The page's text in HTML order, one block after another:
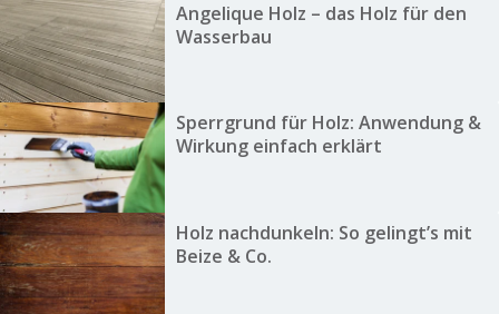
Angelique Holz – das Holz für den
Wasserbau
Sperrgrund für Holz: Anwendung &
Wirkung einfach erklärt
Holz nachdunkeln: So gelingt’s mit
Beize & Co.